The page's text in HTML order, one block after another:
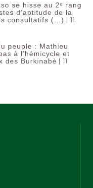
se hisse au 2ᵉ rang
d’aptitude de la
consultatifs (…) | 11
peuple : Mathieu
à l’hémicycle et
des Burkinabè | 11